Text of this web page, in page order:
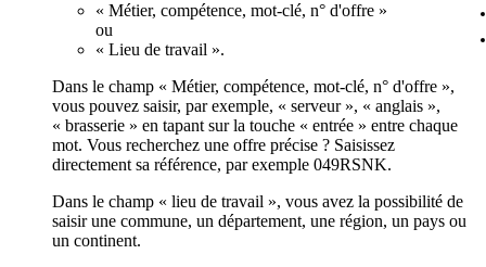
« Métier, compétence, mot-clé, n° d'offre »
ou
« Lieu de travail ».
Dans le champ « Métier, compétence, mot-clé, n° d'offre »,
vous pouvez saisir, par exemple, « serveur », « anglais »,
« brasserie » en tapant sur la touche « entrée » entre chaque
mot. Vous recherchez une offre précise ? Saisissez
directement sa référence, par exemple 049RSNK.
Dans le champ « lieu de travail », vous avez la possibilité de
saisir une commune, un département, une région, un pays ou
un continent.